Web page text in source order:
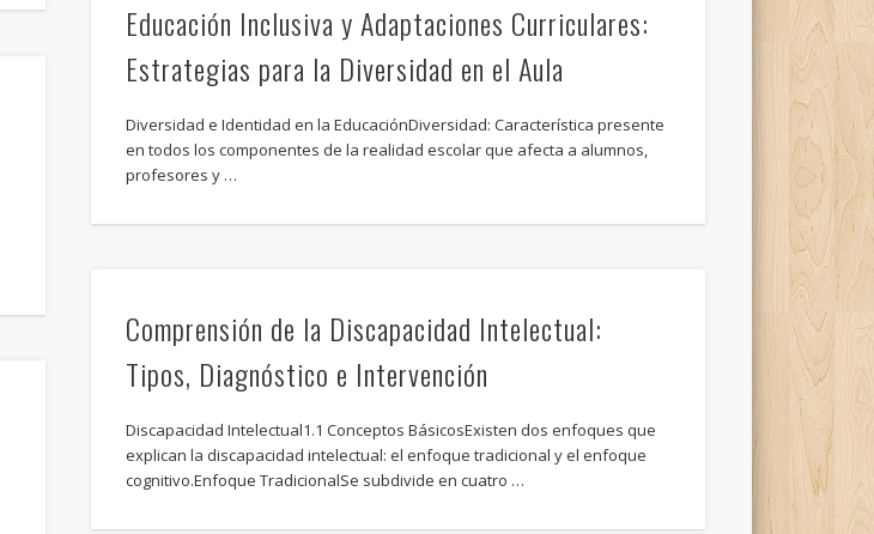
Educación Inclusiva y Adaptaciones Curriculares:
Estrategias para la Diversidad en el Aula
Diversidad e Identidad en la EducaciónDiversidad: Característica presente
en todos los componentes de la realidad escolar que afecta a alumnos,
profesores y …
Comprensión de la Discapacidad Intelectual:
Tipos, Diagnóstico e Intervención
Discapacidad Intelectual1.1 Conceptos BásicosExisten dos enfoques que
explican la discapacidad intelectual: el enfoque tradicional y el enfoque
cognitivo.Enfoque TradicionalSe subdivide en cuatro …